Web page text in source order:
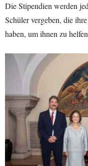
Die Stipendien werden
Schüler vergeben, die
haben, um ihnen zu